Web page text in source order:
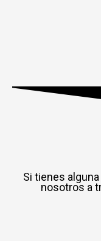
Si tienes
nosotros a